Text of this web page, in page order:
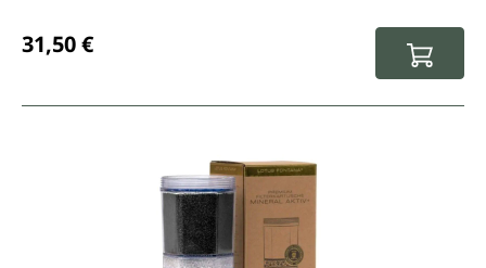
31,50 €